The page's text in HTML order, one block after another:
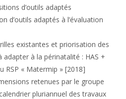
d’outils adaptés
d’outils adaptés à l’évaluation
existantes et priorisation des
adapter à la périnatalité : HAS +
RSP « Matermip » [2018]
retenues par le groupe
pluriannuel des travaux